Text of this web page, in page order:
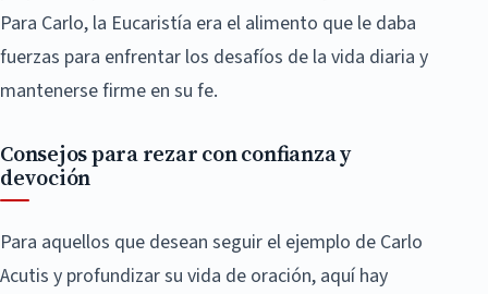
Para Carlo, la Eucaristía era el alimento que le daba
fuerzas para enfrentar los desafíos de la vida diaria y
mantenerse firme en su fe.
Consejos para rezar con confianza y
devoción
Para aquellos que desean seguir el ejemplo de Carlo
Acutis y profundizar su vida de oración, aquí hay